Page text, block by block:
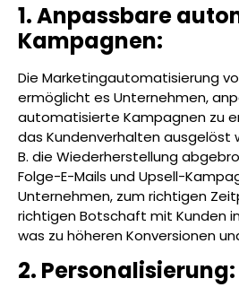
1. Anpassbare
Kampagnen:
Die Marketingautomatisierung
ermöglicht es Unternehmen,
automatisierte Kampagnen zu
das Kundenverhalten ausgelöst
B. die Wiederherstellung
Folge-E-Mails und Upsell-
Unternehmen, zum richtigen
richtigen Botschaft mit Kunden
was zu höheren Konversionen
2. Personalisierung: